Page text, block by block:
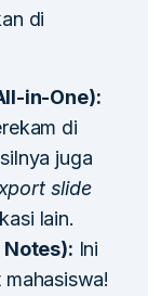
di
in-One):
di
juga
slide
lain.
Ini